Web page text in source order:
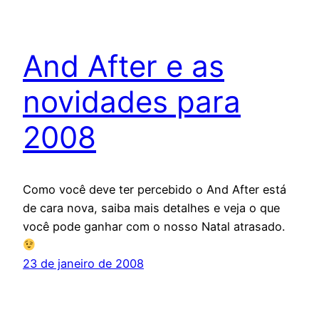
And After e as
novidades para
2008
Como você deve ter percebido o And After está
de cara nova, saiba mais detalhes e veja o que
você pode ganhar com o nosso Natal atrasado.
23 de janeiro de 2008